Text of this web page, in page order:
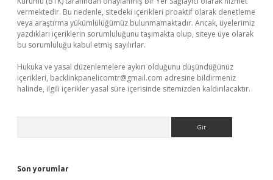
vermektedir. Bu nedenle, sitedeki içerikleri proaktif olarak denetleme
veya araştırma yükümlülüğümüz bulunmamaktadır. Ancak, üyelerimiz
yazdıkları içeriklerin sorumluluğunu taşımakta olup, siteye üye olarak
bu sorumluluğu kabul etmiş sayılırlar.
Hukuka ve yasal düzenlemelere aykırı olduğunu düşündüğünüz
içerikleri, backlinkpanelicomtr@gmail.com adresine bildirmeniz
halinde, ilgili içerikler yasal süre içerisinde sitemizden kaldırılacaktır.
Son yorumlar